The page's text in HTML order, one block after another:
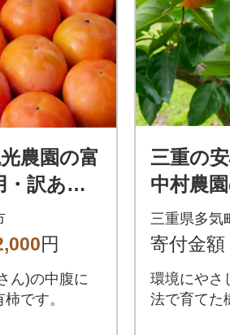
農園の富
訳あり)
円
ん)の中腹に
です。
三重の
中村農
三重県多気
寄付金額
環境にやさ
法で育てた